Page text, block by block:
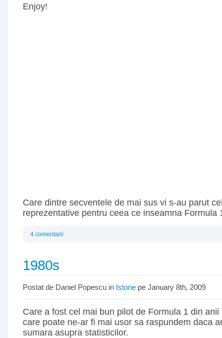
Enjoy!
Care dintre secventele de mai sus vi s-au parut
reprezentative pentru ceea ce inseamna Formula
4 comentarii
1980s
Postat de Daniel Popescu in Istorie pe January 8th, 2009
Care a fost cel mai bun pilot de Formula 1 din anii
care poate ne-ar fi mai usor sa raspundem daca
sumara asupra statisticilor.